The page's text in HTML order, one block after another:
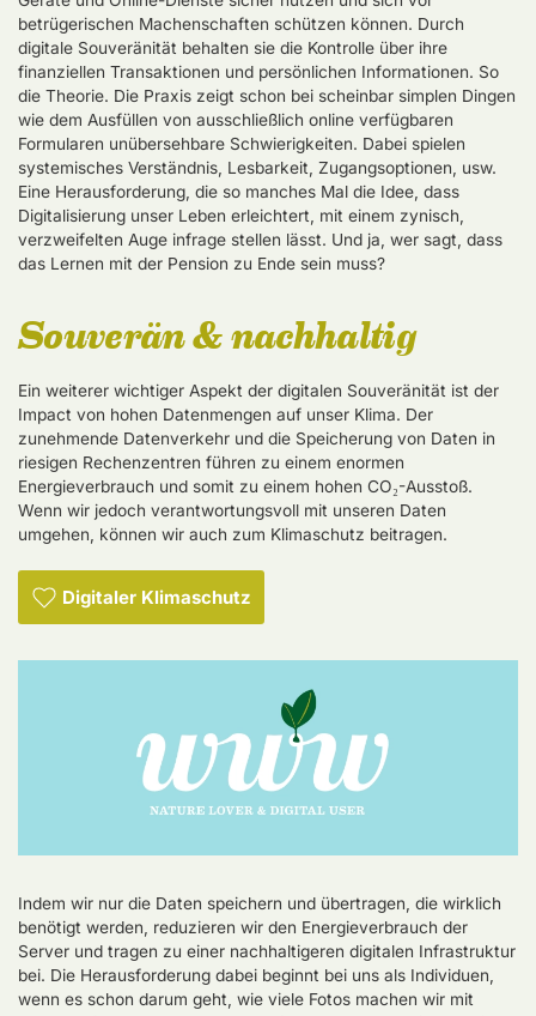
betrügerischen Machenschaften schützen können. Durch
digitale Souveränität behalten sie die Kontrolle über ihre
finanziellen Transaktionen und persönlichen Informationen. So
die Theorie. Die Praxis zeigt schon bei scheinbar simplen Dingen
wie dem Ausfüllen von ausschließlich online verfügbaren
Formularen unübersehbare Schwierigkeiten. Dabei spielen
systemisches Verständnis, Lesbarkeit, Zugangsoptionen, usw.
Eine Herausforderung, die so manches Mal die Idee, dass
Digitalisierung unser Leben erleichtert, mit einem zynisch,
verzweifelten Auge infrage stellen lässt. Und ja, wer sagt, dass
das Lernen mit der Pension zu Ende sein muss?
Souverän & nachhaltig
Ein weiterer wichtiger Aspekt der digitalen Souveränität ist der
Impact von hohen Datenmengen auf unser Klima. Der
zunehmende Datenverkehr und die Speicherung von Daten in
riesigen Rechenzentren führen zu einem enormen
Energieverbrauch und somit zu einem hohen CO₂-Ausstoß.
Wenn wir jedoch verantwortungsvoll mit unseren Daten
umgehen, können wir auch zum Klimaschutz beitragen.
Digitaler Klimaschutz
Indem wir nur die Daten speichern und übertragen, die wirklich
benötigt werden, reduzieren wir den Energieverbrauch der
Server und tragen zu einer nachhaltigeren digitalen Infrastruktur
bei. Die Herausforderung dabei beginnt bei uns als Individuen,
wenn es schon darum geht, wie viele Fotos machen wir mit